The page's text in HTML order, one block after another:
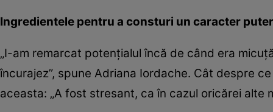
Ingredientele pentru a consturi un caracter
„I-am remarcat potenţialul încă de când era
încurajez”, spune Adriana Iordache. Cât despre
aceasta: „A fost stresant, ca în cazul oricărei alte